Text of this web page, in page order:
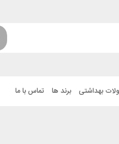
بهداشتی برند ها تماس با ما